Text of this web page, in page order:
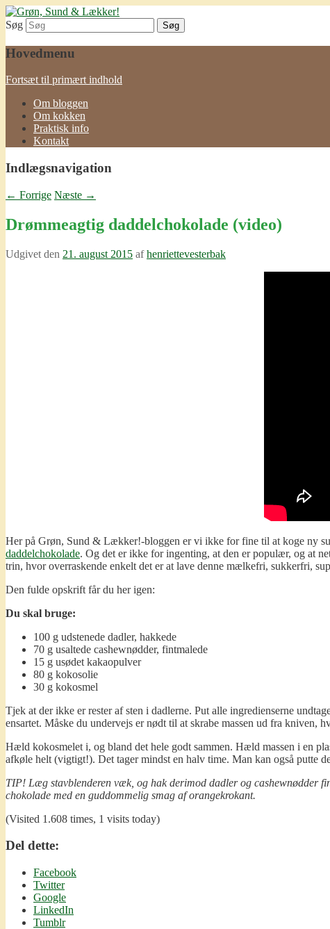
Grøn, Sund & Lækker!
Søg
Hovedmenu
Fortsæt til primært indhold
Om bloggen
Om kokken
Praktisk info
Kontakt
Indlægsnavigation
← Forrige Næste →
Drømmeagtig daddelchokolade (video)
Udgivet den 21. august 2015 afhenriettevesterbak
Her på Grøn, Sund & Lækker!-bloggen er vi ikke for fine til at koge ny
daddelchokolade. Og det er ikke for ingenting, at den er populær, og at
trin, hvor overraskende enkelt det er at lave denne mælkefri, sukkerfri,
Den fulde opskrift får du her igen:
Du skal bruge:
100 g udstenede dadler, hakkede
70 g usaltede cashewnødder, fintmalede
15 g usødet kakaopulver
80 g kokosolie
30 g kokosmel
Tjek at der ikke er rester af sten i dadlerne. Put alle ingredienserne
ensartet. Måske du undervejs er nødt til at skrabe massen ud fra kniven,
Hæld kokosmelet i, og bland det hele godt sammen. Hæld massen i en
afkøle helt (vigtigt!). Det tager mindst en halv time. Man kan også putte
TIP! Læg stavblenderen væk, og hak derimod dadler og cashewnødder
chokolade med en guddommelig smag af orangekrokant.
(Visited 1.608 times, 1 visits today)
Del dette:
Facebook
Twitter
Google
LinkedIn
Tumblr